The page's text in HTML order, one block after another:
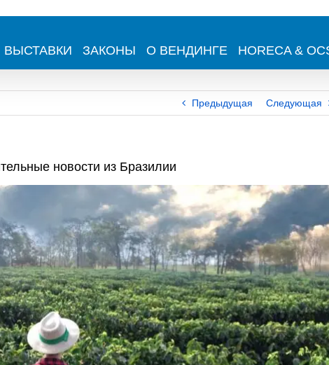
ВЫСТАВКИ ЗАКОНЫ О ВЕНДИНГЕ HORECA &
Предыдущая Следующая
новости из Бразилии